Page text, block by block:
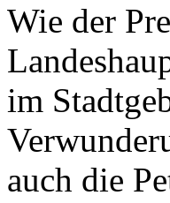
Wie der
im
auch die